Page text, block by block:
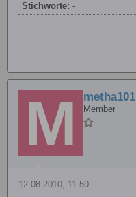
Stichworte: -
metha101
Member
12.08.2010, 11:50